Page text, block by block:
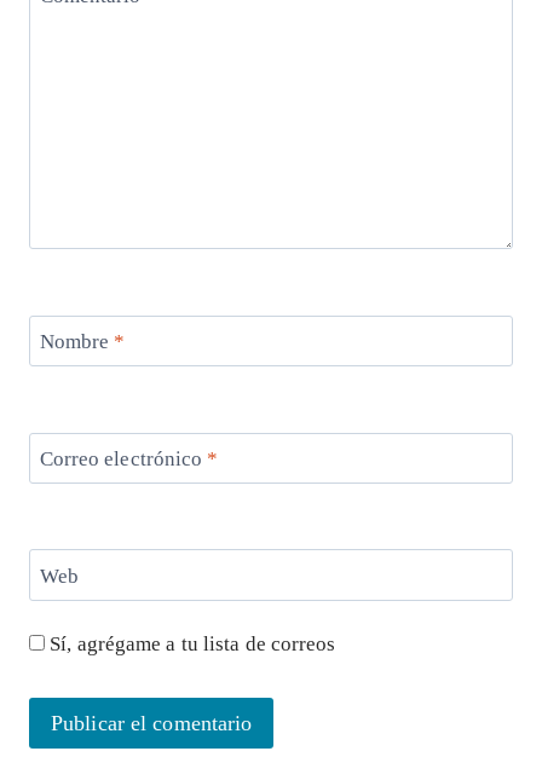
Nombre *
Correo electrónico *
Web
Sí, agrégame a tu lista de correos